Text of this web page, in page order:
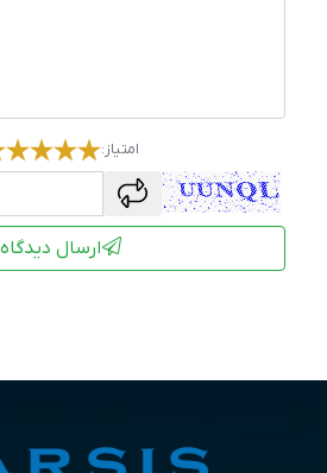
امتیاز:
ارسال دیدگاه